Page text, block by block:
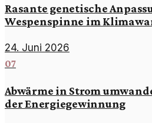
Rasante genetische
Wespenspinne im
24. Juni 2026
07
Abwärme in Strom
der Energiegewinnung